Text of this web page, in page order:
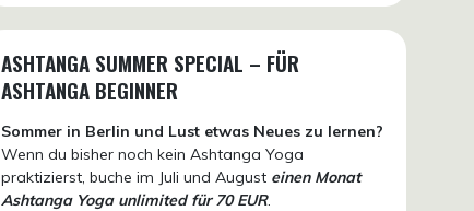
ASHTANGA SUMMER SPECIAL – FÜR
ASHTANGA BEGINNER
Sommer in Berlin und Lust etwas Neues zu lernen?
Wenn du bisher noch kein Ashtanga Yoga
praktizierst, buche im Juli und August einen Monat
Ashtanga Yoga unlimited für 70 EUR.